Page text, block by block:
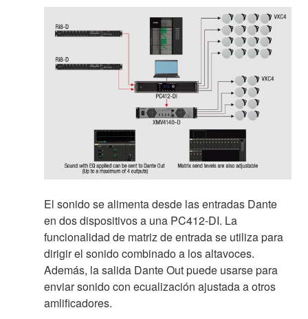
El sonido se alimenta desde las entradas Dante
en dos dispositivos a una PC412-DI. La
funcionalidad de matriz de entrada se utiliza para
dirigir el sonido combinado a los altavoces.
Además, la salida Dante Out puede usarse para
enviar sonido con ecualización ajustada a otros
amlificadores.